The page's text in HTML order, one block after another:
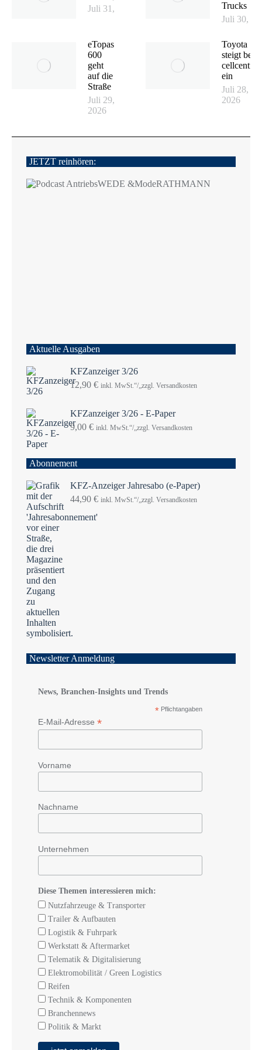
Juli 31, 2026
Trucks
Juli 30,
eTopas
600
geht
auf die
Straße
Juli 29,
2026
Toyota
steigt bei
cellcentric
ein
Juli 28,
2026
JETZT reinhören:
Aktuelle Ausgaben
KFZanzeiger 3/26
12,90 € inkl. MwSt.“/„zzgl. Versandkosten
KFZanzeiger 3/26 - E-Paper
9,00 € inkl. MwSt.“/„zzgl. Versandkosten
Abonnement
KFZ-Anzeiger Jahresabo (e-Paper)
44,90 € inkl. MwSt.“/„zzgl. Versandkosten
Newsletter Anmeldung
News, Branchen-Insights und Trends
* Pflichtangaben
E-Mail-Adresse *
Vorname
Nachname
Unternehmen
Diese Themen interessieren mich:
Nutzfahrzeuge & Transporter
Trailer & Aufbauten
Logistik & Fuhrpark
Werkstatt & Aftermarket
Telematik & Digitalisierung
Elektromobilität / Green Logistics
Reifen
Technik & Komponenten
Branchennews
Politik & Markt